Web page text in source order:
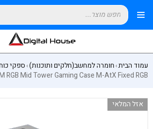
עמוד הבית›חומרה למחשב(חלקים ותוכנות)›ספקי
RGB Mid Tower Gaming Case M-AtX Fixed RGB
אזל המלאי